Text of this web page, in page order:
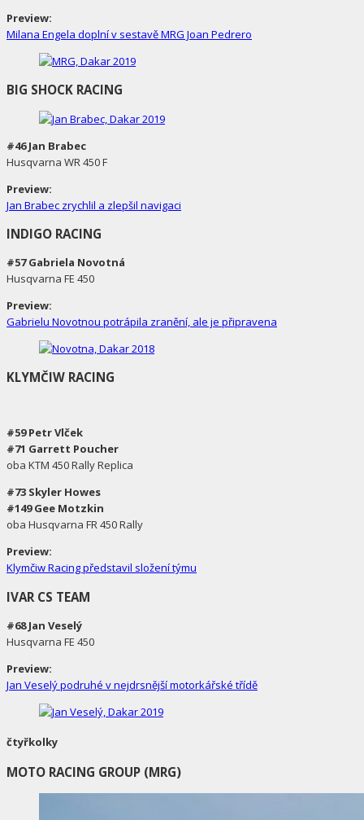
Preview:
Milana Engela doplní v sestavě MRG Joan Pedrero
BIG SHOCK RACING
#46 Jan Brabec
Husqvarna WR 450 F
Preview:
Jan Brabec zrychlil a zlepšil navigaci
INDIGO RACING
#57 Gabriela Novotná
Husqvarna FE 450
Preview:
Gabrielu Novotnou potrápila zranění, ale je připravena
KLYMČIW RACING
#59 Petr Vlček
#71 Garrett Poucher
oba KTM 450 Rally Replica
#73 Skyler Howes
#149 Gee Motzkin
oba Husqvarna FR 450 Rally
Preview:
Klymčiw Racing představil složení týmu
IVAR CS TEAM
#68 Jan Veselý
Husqvarna FE 450
Preview:
Jan Veselý podruhé v nejdrsnější motorkářské třídě
čtyřkolky
MOTO RACING GROUP (MRG)